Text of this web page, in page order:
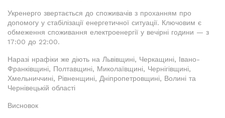
Укренерго звертається до споживачів з проханням про
допомогу у стабілізації енергетичної ситуації. Ключовим є
обмеження споживання електроенергії у вечірні години — з
17:00 до 22:00.
Наразі нрафіки же діють на Львівщині, Черкащині, Івано-
Франківщині, Полтавщині, Миколаївщині, Чернігівщині,
Хмельниччині, Рівненщині, Дніпропетровщині, Волині та
Чернівецькій області
Висновок